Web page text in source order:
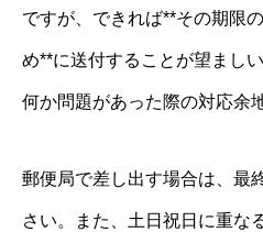
ですが、できれば**その期限
め**に送付することが望まし
何か問題があった際の対応余
郵便局で差し出す場合は、最
さい。また、土日祝日に重な